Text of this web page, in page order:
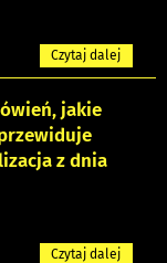
Czytaj dalej
jakie
z dnia
Czytaj dalej